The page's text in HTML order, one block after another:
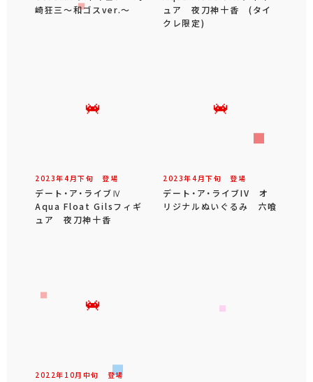
崎狂三～和ゴスver.～
ュア 夜刀神十香 (タイ
クレ限定)
2023年4 月下旬 登場
デート・ア・ライブⅣ
Aqua Float Gilsフィギ
ュア 夜刀神十香
2023年4 月下旬 登場
デート・ア・ライブIV オ
リジナルぬいぐるみ 六喰
2022年 10月 中旬 登場